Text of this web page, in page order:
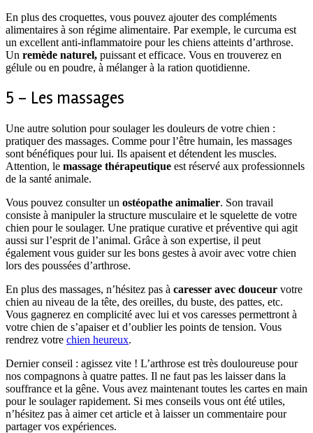
En plus des croquettes, vous pouvez ajouter des compléments
alimentaires à son régime alimentaire. Par exemple, le curcuma est
un excellent anti-inflammatoire pour les chiens atteints d’arthrose.
Un remède naturel, puissant et efficace. Vous en trouverez en
gélule ou en poudre, à mélanger à la ration quotidienne.
5 – Les massages
Une autre solution pour soulager les douleurs de votre chien :
pratiquer des massages. Comme pour l’être humain, les massages
sont bénéfiques pour lui. Ils apaisent et détendent les muscles.
Attention, le massage thérapeutique est réservé aux professionnels
de la santé animale.
Vous pouvez consulter un ostéopathe animalier. Son travail
consiste à manipuler la structure musculaire et le squelette de votre
chien pour le soulager. Une pratique curative et préventive qui agit
aussi sur l’esprit de l’animal. Grâce à son expertise, il peut
également vous guider sur les bons gestes à avoir avec votre chien
lors des poussées d’arthrose.
En plus des massages, n’hésitez pas à caresser avec douceur votre
chien au niveau de la tête, des oreilles, du buste, des pattes, etc.
Vous gagnerez en complicité avec lui et vos caresses permettront à
votre chien de s’apaiser et d’oublier les points de tension. Vous
rendrez votre chien heureux.
Dernier conseil : agissez vite ! L’arthrose est très douloureuse pour
nos compagnons à quatre pattes. Il ne faut pas les laisser dans la
souffrance et la gêne. Vous avez maintenant toutes les cartes en main
pour le soulager rapidement. Si mes conseils vous ont été utiles,
n’hésitez pas à aimer cet article et à laisser un commentaire pour
partager vos expériences.